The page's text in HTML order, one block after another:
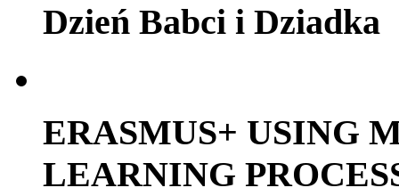
Dzień Babci i Dziadka
ERASMUS+ USING
LEARNING